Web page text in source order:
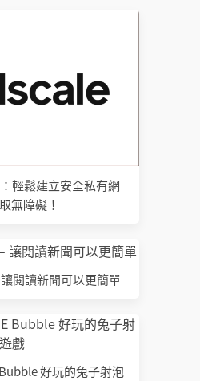
輕鬆建立安全私有網
無障礙！
閱讀新聞可以更簡單
好玩的兔子射泡